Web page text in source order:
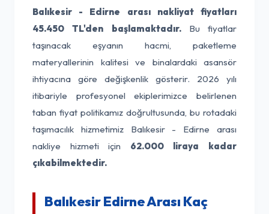
Balıkesir - Edirne arası nakliyat fiyatları
45.450 TL'den başlamaktadır.Bu fiyatlar
taşınacak eşyanın hacmi, paketleme
materyallerinin kalitesi ve binalardaki asansör
ihtiyacına göre değişkenlik gösterir. 2026 yılı
itibariyle profesyonel ekiplerimizce belirlenen
taban fiyat politikamız doğrultusunda, bu rotadaki
taşımacılık hizmetimiz Balıkesir - Edirne arası
nakliye hizmeti için 62.000 liraya kadar
çıkabilmektedir.
Balıkesir Edirne Arası Kaç